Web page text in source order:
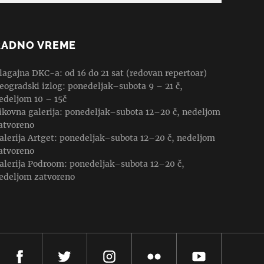
VREME
DKC-a: od 16 do 21 sat (redovan repertoar)
izlog: ponedeljak–subota 9 – 21 č,
10 – 15č
galerija: ponedeljak–subota 12–20 č, nedeljom
Artget: ponedeljak–subota 12–20 č, nedeljom
Podroom: ponedeljak–subota 12–20 č,
zatvoreno